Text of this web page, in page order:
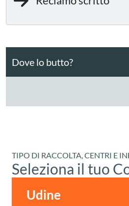
Dove lo butto?
TIPO DI RACCOLTA, CENTRI E
Seleziona il tuo